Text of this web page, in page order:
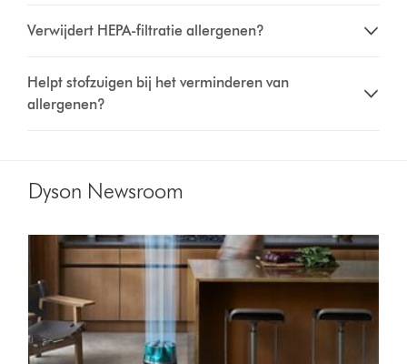
Verwijdert HEPA-filtratie allergenen?
Helpt stofzuigen bij het verminderen van
allergenen?
Dyson Newsroom